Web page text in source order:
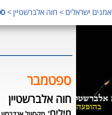
אמנים ישראלים > חוה אלברשטיין>
ספטמבר
חוה אלברשטיין